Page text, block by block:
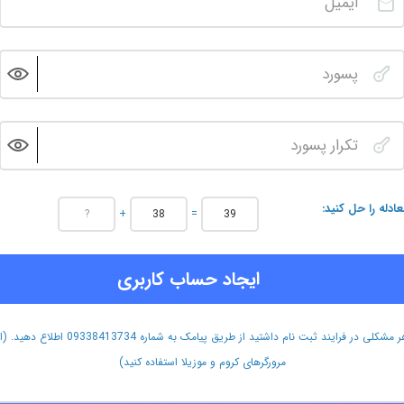
را حل کنید + =
ایجاد حساب کاربری
هر مشکلی در فرایند ثبت نام داشتید از طریق پیامک به شماره 09338413734 اطلاع
مرورگرهای کروم و موزیلا استفاده کنید)